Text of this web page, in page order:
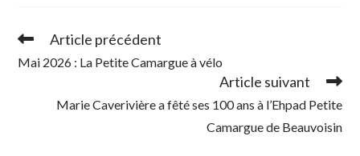
Read
articles
Article précédent
Mai 2026 : La Petite Camargue à vélo
Article suivant
Marie Caverivière a fêté ses 100 ans à l’Ehpad Petite
Camargue de Beauvoisin